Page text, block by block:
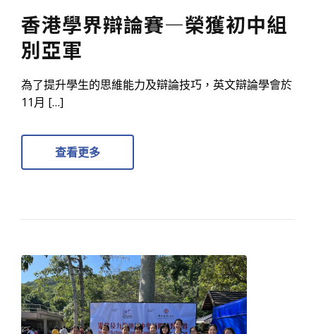
香港學界辯論賽—榮獲初中組
別亞軍
為了提升學生的思維能力及辯論技巧，英文辯論學會於
11月 […]
查看更多